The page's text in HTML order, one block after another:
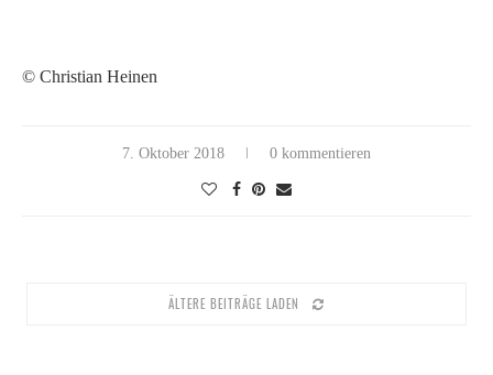
© Christian Heinen
7. Oktober 2018 0 kommentieren
ÄLTERE BEITRÄGE LADEN